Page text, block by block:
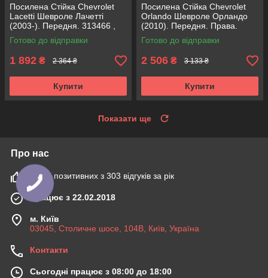
Посилена Стійка Chevrolet
Lacetti Шевроле Лачетті
(2003-). Передня. 313466 ,
317151 KOREA Аксусс!
Готово до відправки
1 892 ₴ 2 364 ₴
Купити
Посилена Стійка Chevrolet
Orlando Шевроле Орландо
(2010). Передня. Права.
315472 , 339373 KOREA
Аксусс!
Готово до відправки
2 506 ₴ 3 133 ₴
Купити
Показати ще
Про нас
100% позитивних з 303 відгуків за рік
Працює з 22.02.2018
м. Київ
03045, Столичне шосе, 104B, Київ, Україна
Контакти
Сьогодні працює з 08:00 до 18:00